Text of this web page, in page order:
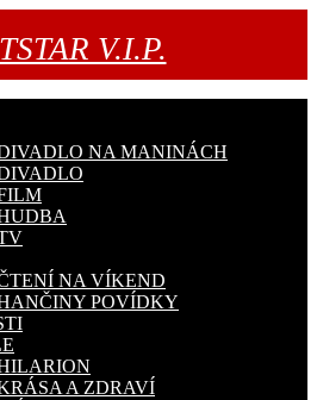
V.I.P.
NA MANINÁCH
NA VÍKEND
POVÍDKY
A ZDRAVÍ